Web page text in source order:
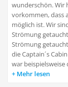
wunderschön. Wir
vorkommen, dass
möglich ist. Wir
Strömung
Strömung
die Captain´s
war beispielsweise
Mehr lesen